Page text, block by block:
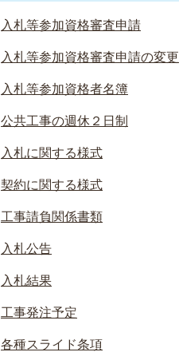
入札等参加資格審査申請
入札等参加資格審査申請の変更
入札等参加資格者名簿
公共工事の週休２日制
入札に関する様式
契約に関する様式
工事請負関係書類
入札公告
入札結果
工事発注予定
各種スライド条項